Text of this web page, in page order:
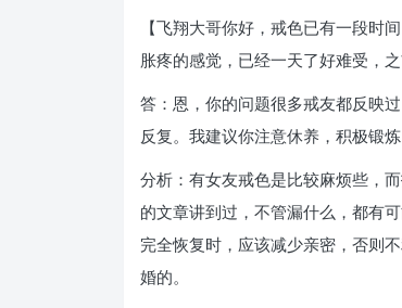
【飞翔大哥你好，戒色已有一段时
胀疼的感觉，已经一天了好难受，
答：恩，你的问题很多戒友都反映
反复。我建议你注意休养，积极锻
分析：有女友戒色是比较麻烦些，
的文章讲到过，不管漏什么，都有
完全恢复时，应该减少亲密，否则
婚的。